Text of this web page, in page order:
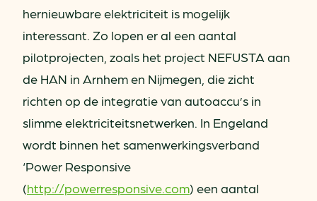
hernieuwbare elektriciteit is mogelijk
interessant. Zo lopen er al een aantal
pilotprojecten, zoals het project NEFUSTA aan
de HAN in Arnhem en Nijmegen, die zicht
richten op de integratie van autoaccu’s in
slimme elektriciteitsnetwerken. In Engeland
wordt binnen het samenwerkingsverband
‘Power Responsive
(http://powerresponsive.com) een aantal